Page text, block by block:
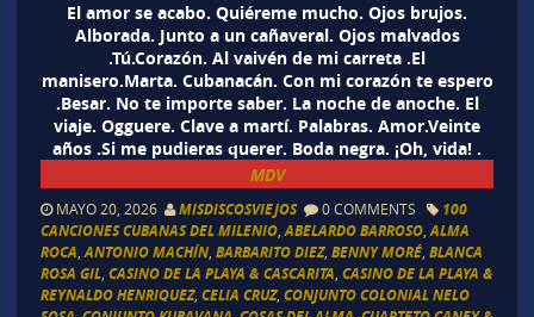
El amor se acabo. Quiéreme mucho. Ojos brujos.
Alborada. Junto a un cañaveral. Ojos malvados
.Tú.Corazón. Al vaivén de mi carreta .El
manisero.Marta. Cubanacán. Con mi corazón te espero
.Besar. No te importe saber. La noche de anoche. El
viaje. Ogguere. Clave a martí. Palabras. Amor.Veinte
años .Si me pudieras querer. Boda negra. ¡Oh, vida! .
MDV
MAYO 20, 2026 MISDISCOSVIEJOS 0 COMMENTS
100
CANCIONES CUBANAS DEL MILENIO, ABELARDO BARROSO, ALMA
ROCA ANTONIO MACHÍN, BARBARITO DIEZ, BENNY MORÉ, BLANCA
ROSA GIL, CASINO DE LA PLAYA & CASCARITA CASINO DE LA PLAYA &
REYNALDO HENRIQUEZ, CELIA CRUZ, CONJUNTO COLONIAL NELO